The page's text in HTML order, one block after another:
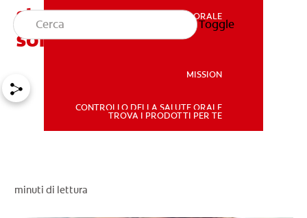
SALUTE ORALE
SALUTE ORALE
MISSION
CONTROLLO DELLA SALUTE ORALE
TROVA I PRODOTTI PER TE
Toggle
stomaco? Implicazioni e
soluzioni
minuti di lettura